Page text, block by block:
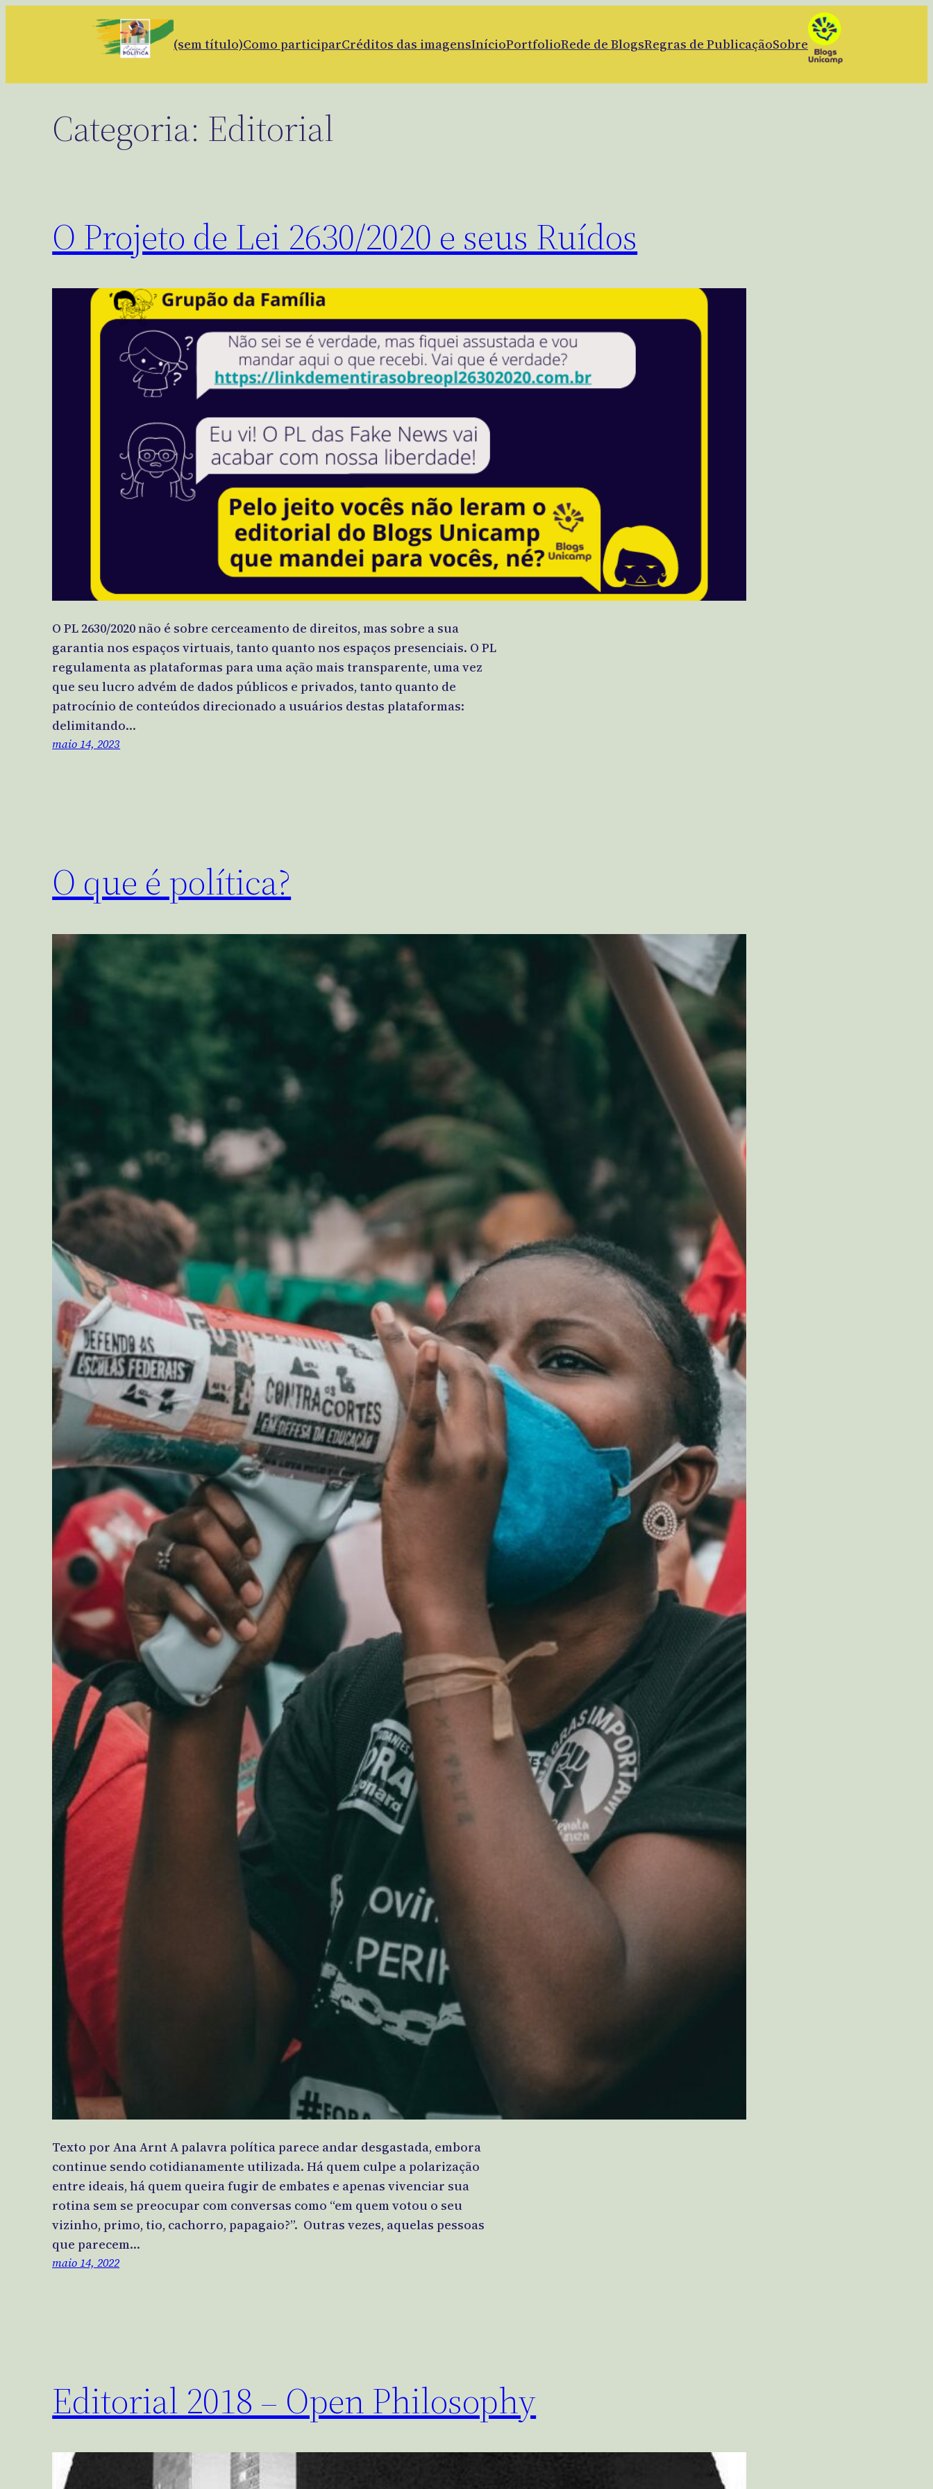
(sem título)Como participarCréditos das imagensInícioPortfolioRede de BlogsRegras de PublicaçãoSobre
Categoria: Editorial
O Projeto de Lei 2630/2020 e seus Ruídos
O PL 2630/2020 não é sobre cerceamento de direitos, mas sobre a sua
garantia nos espaços virtuais, tanto quanto nos espaços presenciais. O PL
regulamenta as plataformas para uma ação mais transparente, uma vez
que seu lucro advém de dados públicos e privados, tanto quanto de
patrocínio de conteúdos direcionado a usuários destas plataformas:
delimitando…
maio 14, 2023
O que é política?
Texto por Ana Arnt A palavra política parece andar desgastada, embora
continue sendo cotidianamente utilizada. Há quem culpe a polarização
entre ideais, há quem queira fugir de embates e apenas vivenciar sua
rotina sem se preocupar com conversas como “em quem votou o seu
vizinho, primo, tio, cachorro, papagaio?”. Outras vezes, aquelas pessoas
que parecem…
maio 14, 2022
Editorial 2018 – Open Philosophy